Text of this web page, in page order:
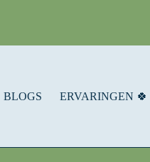
BLOGS ERVARINGEN 🍀